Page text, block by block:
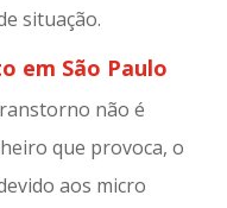
situação.
em São Paulo
não é
que provoca, o
aos micro